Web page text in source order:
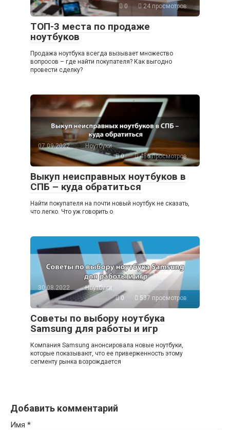
0
24 просмотров
ТОП-3 места по продаже
ноутбуков
Продажа ноутбука всегда вызывает множество
вопросов – где найти покупателя? Как выгодно
провести сделку?
07.09.2022
Ноутбуки
0
486 просмотров
Выкуп неисправных ноутбуков в
СПБ – куда обратиться
Найти покупателя на почти новый ноутбук не сказать,
что легко. Что уж говорить о
30.08.2022
Ноутбуки
0
537 просмотров
Советы по выбору ноутбука
Samsung для работы и игр
Компания Samsung анонсировала новые ноутбуки,
которые показывают, что ее приверженность этому
сегменту рынка возрождается
Добавить комментарий
Имя *